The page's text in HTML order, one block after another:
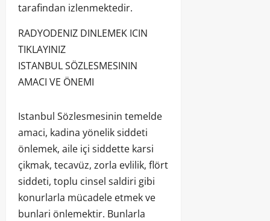
tarafindan izlenmektedir.
RADYODENIZ DINLEMEK ICIN
TIKLAYINIZ
ISTANBUL SÖZLESMESININ
AMACI VE ÖNEMI
Istanbul Sözlesmesinin temelde
amaci, kadina yönelik siddeti
önlemek, aile içi siddette karsi
çikmak, tecavüz, zorla evlilik, flört
siddeti, toplu cinsel saldiri gibi
konurlarla mücadele etmek ve
bunlari önlemektir. Bunlarla